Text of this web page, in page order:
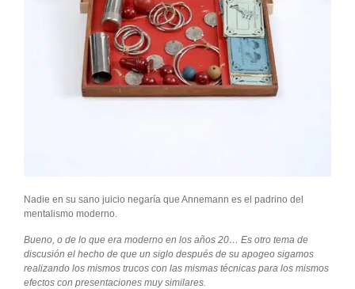
Nadie en su sano juicio negaría que Annemann es el padrino del
mentalismo moderno.
Bueno, o de lo que era moderno en los años 20… Es otro tema de
discusión el hecho de que un siglo después de su apogeo sigamos
realizando los mismos trucos con las mismas técnicas para los mismos
efectos con presentaciones muy similares.